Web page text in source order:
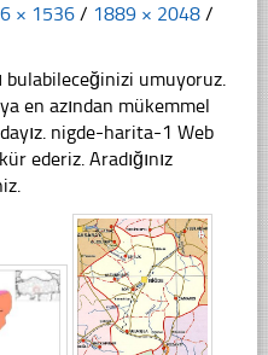
× 1536 / 1889 × 2048 /
bulabileceğinizi umuyoruz.
en azından mükemmel
nigde-harita-1 Web
ederiz. Aradığınız